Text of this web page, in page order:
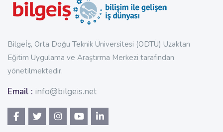
Bilgeİş, Orta Doğu Teknik Üniversitesi (ODTÜ) Uzaktan
Eğitim Uygulama ve Araştırma Merkezi tarafından
yönetilmektedir.
Email : info@bilgeis.net